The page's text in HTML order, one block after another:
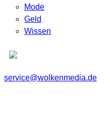
Mode
Geld
Wissen
service@wolkenmedia.de